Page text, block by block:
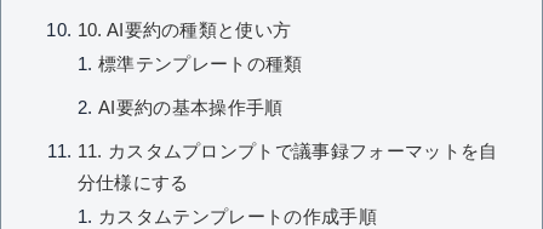
10. AI要約の種類と使い方
標準テンプレートの種類
AI要約の基本操作手順
11. カスタムプロンプトで議事録フォーマットを自
分仕様にする
カスタムテンプレートの作成手順